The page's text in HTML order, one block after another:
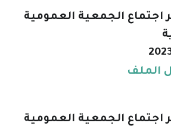
الجمعية العمومية
الملف
الجمعية العمومية